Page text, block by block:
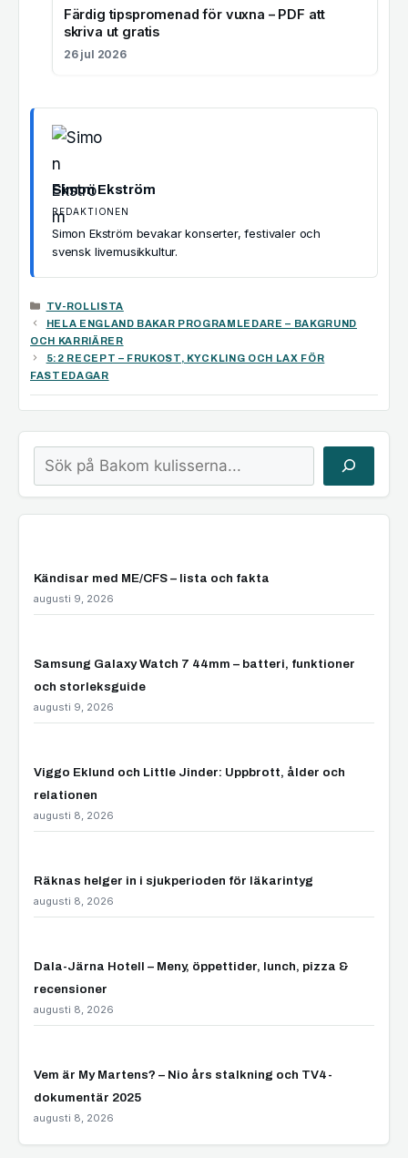
Färdig tipspromenad för vuxna – PDF att
skriva ut gratis
26 jul 2026
Simon Ekström
REDAKTIONEN
Simon Ekström bevakar konserter, festivaler och
svensk livemusikkultur.
KATEGORIER
TV-ROLLISTA
HELA ENGLAND BAKAR PROGRAMLEDARE – BAKGRUND
OCH KARRIÄRER
5:2 RECEPT – FRUKOST, KYCKLING OCH LAX FÖR
FASTEDAGAR
Sök
Kändisar med ME/CFS – lista och fakta
augusti 9, 2026
Samsung Galaxy Watch 7 44mm – batteri, funktioner
och storleksguide
augusti 9, 2026
Viggo Eklund och Little Jinder: Uppbrott, ålder och
relationen
augusti 8, 2026
Räknas helger in i sjukperioden för läkarintyg
augusti 8, 2026
Dala-Järna Hotell – Meny, öppettider, lunch, pizza &
recensioner
augusti 8, 2026
Vem är My Martens? – Nio års stalkning och TV4-
dokumentär 2025
augusti 8, 2026